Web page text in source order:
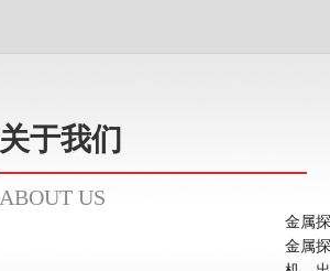
关于我们
ABOUT US
金属
金属